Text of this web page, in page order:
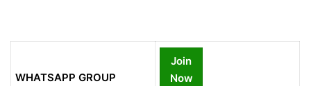
WHATSAPP GROUP
Join
Now